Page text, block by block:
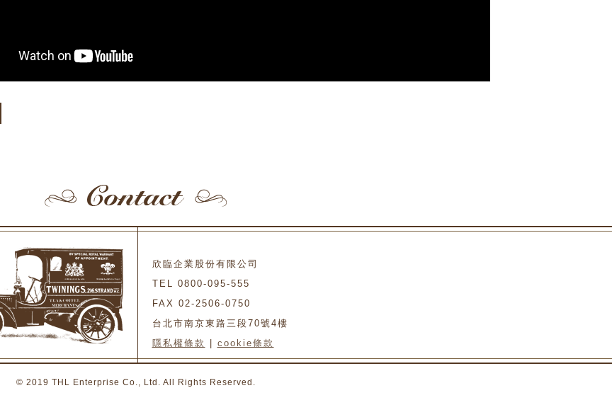
欣臨企業股份有限公司
TEL 0800-095-555
FAX 02-2506-0750
台北市南京東路三段70號4樓
隱私權條款
cookie條款
© 2019 THL Enterprise Co., Ltd. All Rights Reserved.